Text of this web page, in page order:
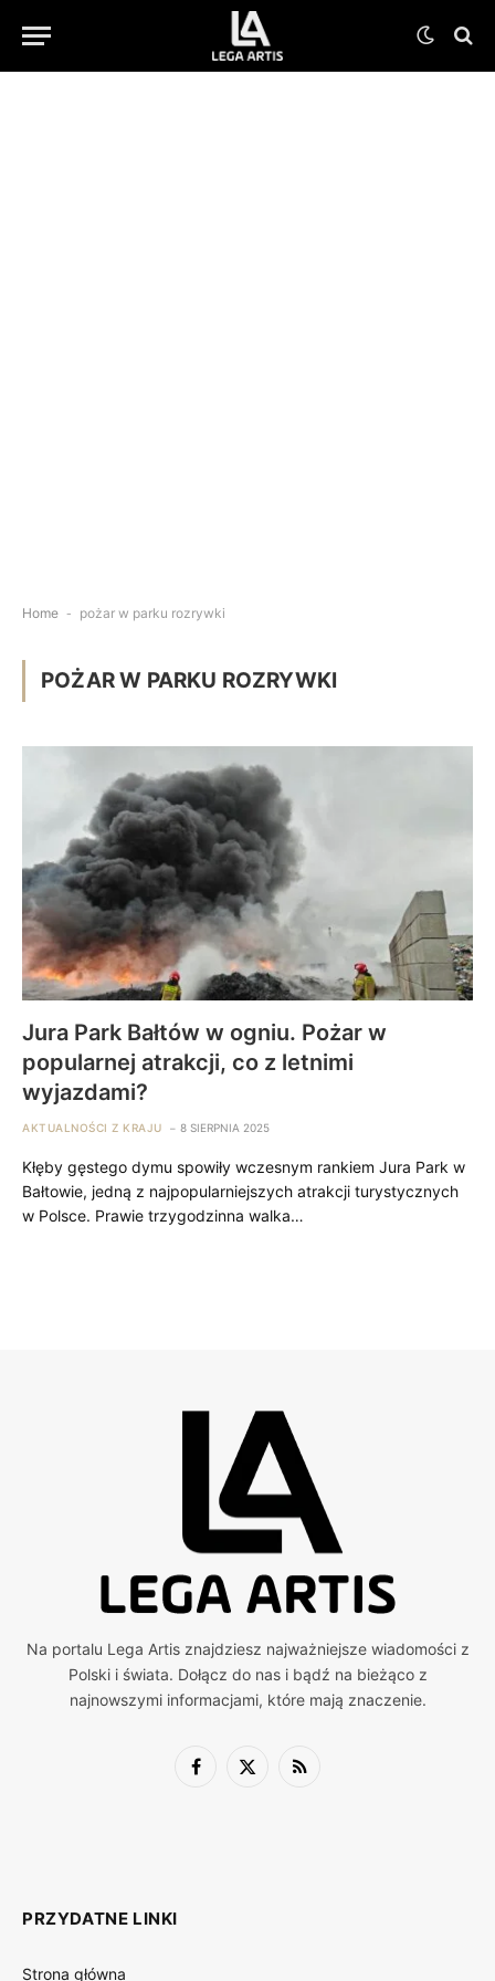
Home - pożar w parku rozrywki
POŻAR W PARKU ROZRYWKI
Jura Park Bałtów w ogniu. Pożar w
popularnej atrakcji, co z letnimi
wyjazdami?
AKTUALNOŚCI Z KRAJU 8 SIERPNIA 2025
Kłęby gęstego dymu spowiły wczesnym rankiem Jura Park w
Bałtowie, jedną z najpopularniejszych atrakcji turystycznych
w Polsce. Prawie trzygodzinna walka…
Na portalu Lega Artis znajdziesz najważniejsze wiadomości z
Polski i świata. Dołącz do nas i bądź na bieżąco z
najnowszymi informacjami, które mają znaczenie.
Facebook
X
RSS
PRZYDATNE LINKI
Strona główna